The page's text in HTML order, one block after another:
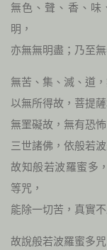
無色、聲、香、味
明，
亦無無明盡；乃至
無苦、集、滅、道
以無所得故，菩提
無罣礙故，無有恐
三世諸佛，依般若
故知般若波羅蜜多
等咒，
能除一切苦，真實不
故說般若波羅蜜多咒